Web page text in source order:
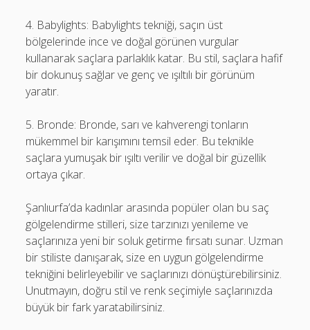
4. Babylights: Babylights tekniği, saçın üst
bölgelerinde ince ve doğal görünen vurgular
kullanarak saçlara parlaklık katar. Bu stil, saçlara hafif
bir dokunuş sağlar ve genç ve ışıltılı bir görünüm
yaratır.
5. Bronde: Bronde, sarı ve kahverengi tonların
mükemmel bir karışımını temsil eder. Bu teknikle
saçlara yumuşak bir ışıltı verilir ve doğal bir güzellik
ortaya çıkar.
Şanlıurfa’da kadınlar arasında popüler olan bu saç
gölgelendirme stilleri, size tarzınızı yenileme ve
saçlarınıza yeni bir soluk getirme fırsatı sunar. Uzman
bir stiliste danışarak, size en uygun gölgelendirme
tekniğini belirleyebilir ve saçlarınızı dönüştürebilirsiniz.
Unutmayın, doğru stil ve renk seçimiyle saçlarınızda
büyük bir fark yaratabilirsiniz.